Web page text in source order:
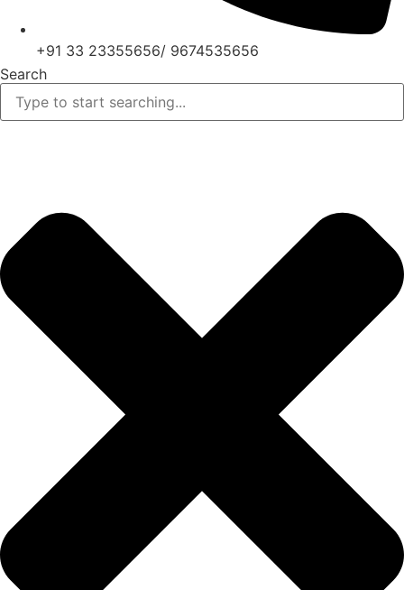
+91 33 23355656/ 9674535656
Search